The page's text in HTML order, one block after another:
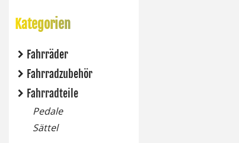
Kategorien
Fahrräder
Fahrradzubehör
Fahrradteile
Pedale
Sättel